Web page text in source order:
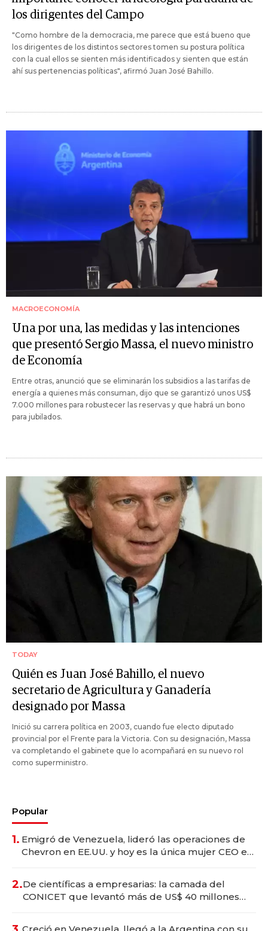
los dirigentes del Campo
"Como hombre de la democracia, me parece que está bueno que
los dirigentes de los distintos sectores tomen su postura política
con la cual ellos se sienten más identificados y sienten que están
ahí sus pertenencias políticas", afirmó Juan José Bahillo.
MACROECONOMÍA
Una por una, las medidas y las intenciones
que presentó Sergio Massa, el nuevo ministro
de Economía
Entre otras, anunció que se eliminarán los subsidios a las tarifas de
energía a quienes más consuman, dijo que se garantizó unos US$
7.000 millones para robustecer las reservas y que habrá un bono
para jubilados.
TODAY
Quién es Juan José Bahillo, el nuevo
secretario de Agricultura y Ganadería
designado por Massa
Inició su carrera política en 2003, cuando fue electo diputado
provincial por el Frente para la Victoria. Con su designación, Massa
va completando el gabinete que lo acompañará en su nuevo rol
como superministro.
Popular
1. Emigró de Venezuela, lideró las operaciones de
Chevron en EE.UU. y hoy es la única mujer CEO en
2.De científicas a empresarias: la camada del
CONICET que levantó más de US$ 40 millones